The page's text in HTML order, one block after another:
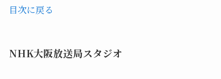
目次に戻る
NHK大阪放送局スタジオ